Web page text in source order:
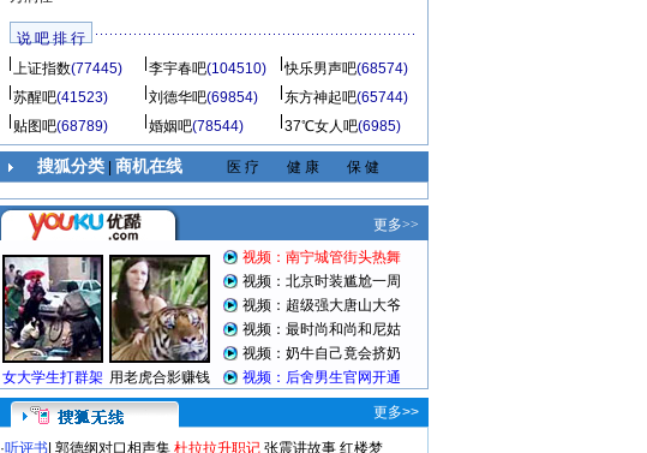
说 吧 排 行
上证指数(77445) 李宇春吧(104510) 快乐男声吧(68574)
苏醒吧(41523) 刘德华吧(69854) 东方神起吧(65744)
贴图吧(68789) 婚姻吧(78544) 37℃女人吧(6985)
搜狐分类| 商机在线 医 疗 健 康 保 健
更多>>
·听评书 郭德纲对口相声集 杜拉拉升职记 张震讲故事 红楼梦